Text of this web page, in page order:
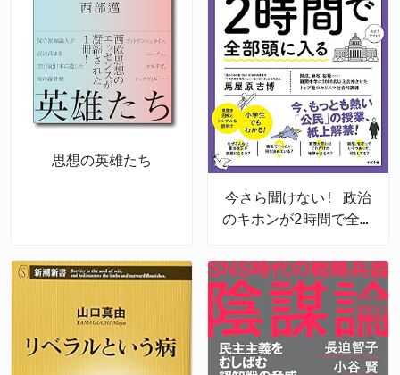
思想の英雄たち
今さら聞けない! 政治
のキホンが2時間で全部